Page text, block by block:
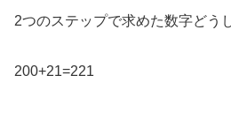
2つのステップで求めた数字どう
200+21=221